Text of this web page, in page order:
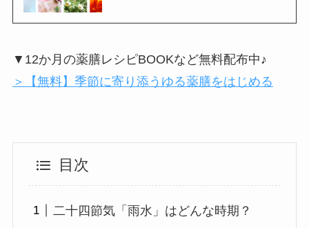
▼12か月の薬膳レシピBOOKなど無料配布中♪
＞【無料】季節に寄り添うゆる薬膳をはじめる
目次
二十四節気「雨水」はどんな時期？